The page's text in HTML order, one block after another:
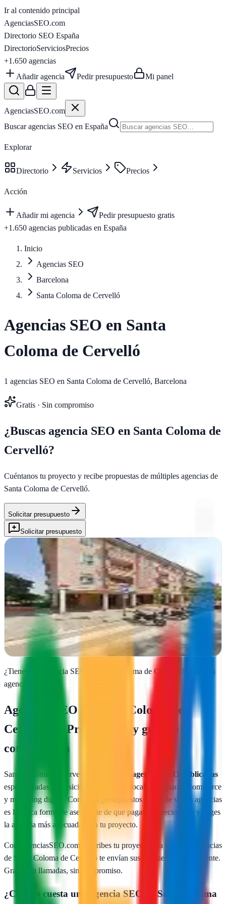
Ir al contenido principal
AgenciasSEO.com
Directorio SEO España
DirectorioServiciosPrecios
+1.650 agencias
Añadir agencia
Pedir presupuesto Mi panel
AgenciasSEO.com
Buscar agencias SEO en España
Explorar
Directorio Servicios Precios
Acción
Añadir mi agencia
Pedir presupuesto gratis
+1.650 agencias publicadas en España
Inicio
Agencias SEO
Barcelona
Santa Coloma de Cervelló
Agencias SEO en Santa
Coloma de Cervelló
1 agencias SEO en Santa Coloma de Cervelló, Barcelona
Gratis · Sin compromiso
¿Buscas agencia SEO en Santa Coloma de
Cervelló?
Cuéntanos tu proyecto y recibe propuestas de múltiples agencias de
Santa Coloma de Cervelló.
Solicitar presupuesto
Solicitar presupuesto
Bendito SEO
Santa Coloma de Cervelló, Barcelona
Posicionamiento web y diseño en Santa Coloma de Cervelló.
Benditoseo domina estrategias de Internet para multiplicar tu
visibilidad y conversiones
Ver fichacompleta
¿Tienes una agencia SEO en Santa Coloma de Cervelló ?
Añade tu
agencia gratis
Agencias SEO en
Santa Coloma de
Cervelló
— Presupuesto y guía de
contratación
Santa Coloma de Cervelló
agencias SEO publicadas
especializadas en posicionamiento web local, SEO para e-commerce
y marketing digital. Comparar presupuestos reales de varias agencias
es la única forma de asegurarte de que pagas un precio justo y eliges
la agencia más adecuada para tu proyecto.
Con AgenciasSEO.com describes tu proyecto una vez y las agencias
de Santa Coloma de Cervelló te envían sus propuestas directamente.
Gratis, sin llamadas, sin compromiso.
¿Cuánto cuesta una agencia SEO en Santa Coloma